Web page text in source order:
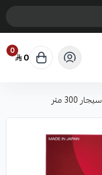
0 0
300 متر